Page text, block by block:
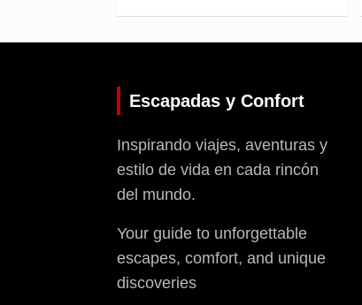
Escapadas y Confort
Inspirando viajes, aventuras y
estilo de vida en cada rincón
del mundo.
Your guide to unforgettable
escapes, comfort, and unique
discoveries